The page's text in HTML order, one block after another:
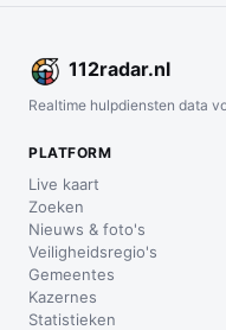
112radar.nl
Realtime hulpdiensten data
PLATFORM
Live kaart
Zoeken
Nieuws & foto's
Veiligheidsregio's
Gemeentes
Kazernes
Statistieken